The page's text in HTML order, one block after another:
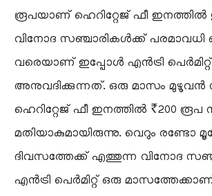
രൂപയാണ് ഹെറിറ്റേജ് ഫീ
വിനോദ സഞ്ചാരികൾക്ക് പരമാവധി
വരെയാണ് ഇപ്പോൾ എൻട്രി പെർമിറ്റ്
അനുവദിക്കുന്നത്. ഒരു മാസം മുഴുവൻ
ഹെറിറ്റേജ് ഫീ ഇനത്തിൽ ₹200
മതിയാകുമായിരുന്നു. വെറും രണ്ടോ
ദിവസത്തേക്ക് എത്തുന്ന വിനോദ
എൻട്രി പെർമിറ്റ് ഒരു